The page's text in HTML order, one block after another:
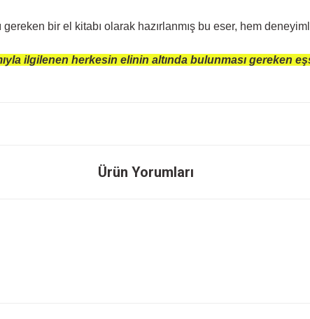
bir el kitabı olarak hazırlanmış bu eser, hem
ilgilenen herkesin elinin altında bulunması gereken
Ürün Yorumları